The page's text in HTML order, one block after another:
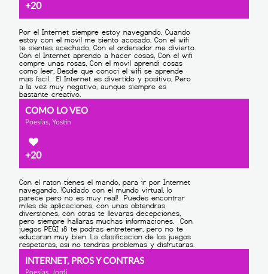
+20
COMO LO VEO
Poesías, Yostin
+20
INTERNET, PROS Y CONTRAS
Poesías, Jordi